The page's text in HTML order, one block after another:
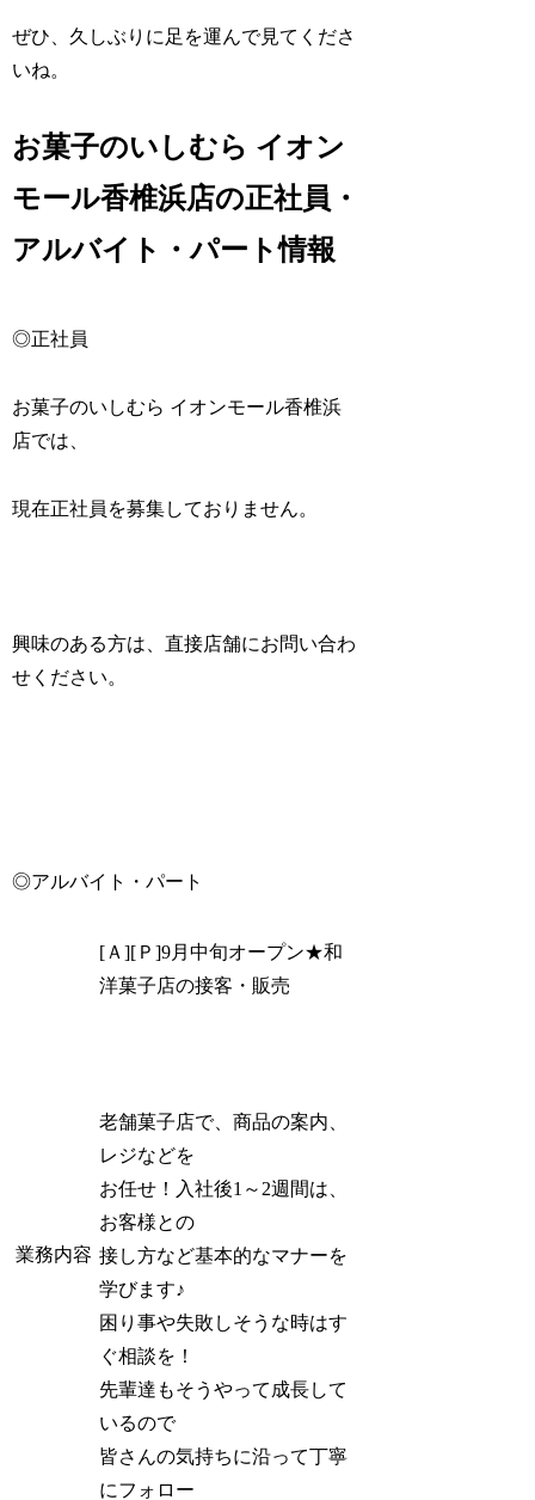
ぜひ、久しぶりに足を運んで見てくださ
いね。
お菓子のいしむら イオン
モール香椎浜店の正社員・
アルバイト・パート情報
◎正社員
お菓子のいしむら イオンモール香椎浜
店では、
現在正社員を募集しておりません。
興味のある方は、直接店舗にお問い合わ
せください。
◎アルバイト・パート
業務内容
[Ａ][Ｐ]9月中旬オープン★和
洋菓子店の接客・販売
老舗菓子店で、商品の案内、
レジなどを
お任せ！入社後1～2週間は、
お客様との
接し方など基本的なマナーを
学びます♪
困り事や失敗しそうな時はす
ぐ相談を！
先輩達もそうやって成長して
いるので
皆さんの気持ちに沿って丁寧
にフォロー